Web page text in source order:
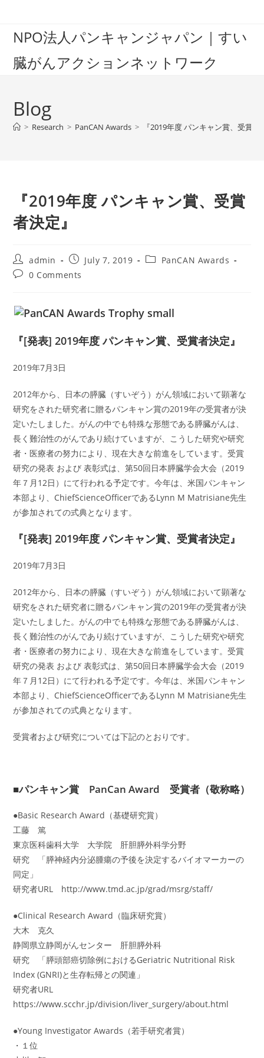
contentNPO法人パンキャンジャパン｜すい
臓がんアクションネットワーク
Blog
> Research > PanCAN Awards > 『2019年度 パンキャン賞、受賞者
『2019年度 パンキャン賞、受賞
者決定』
Post
author:
admin
Post
published:
July 7, 2019
PostPanCAN Awards
Post0 Comments
『[発表] 2019年度 パンキャン賞、受賞者決定』
2019年7月3日
2012年から、日本の膵臓（すいぞう）がん領域において顕著な
研究をされた研究者に贈るパンキャン賞の2019年の受賞者が決
定いたしました。がんの中でも特殊な形態である膵臓がんは、
長く難治性のがんであり続けていますが、こうした研究や研究
者・医療者の努力により、現在大きな前進をしています。受賞
研究の発表 および 表彰式は、第50回日本膵臓学会大会（2019
年７月12日）にて行われる予定です。今年は、米国パンキャン
本部より、ChiefScienceOfficerであるLynn M Matrisiane先生
が参加されての式典となります。
『[発表] 2019年度 パンキャン賞、受賞者決定』
2019年7月3日
2012年から、日本の膵臓（すいぞう）がん領域において顕著な
研究をされた研究者に贈るパンキャン賞の2019年の受賞者が決
定いたしました。がんの中でも特殊な形態である膵臓がんは、
長く難治性のがんであり続けていますが、こうした研究や研究
者・医療者の努力により、現在大きな前進をしています。受賞
研究の発表 および 表彰式は、第50回日本膵臓学会大会（2019
年７月12日）にて行われる予定です。今年は、米国パンキャン
本部より、ChiefScienceOfficerであるLynn M Matrisiane先生
が参加されての式典となります。
受賞者および研究については下記のとおりです。
■パンキャン賞 PanCan Award 受賞者（敬称略）
●Basic Research Award（基礎研究賞）
工藤 篤
東京医科歯科大学 大学院 肝胆膵外科学分野
研究 「膵神経内分泌腫瘍の予後を決定するバイオマーカーの
同定」
研究者URL http://www.tmd.ac.jp/grad/msrg/staff/
●Clinical Research Award（臨床研究賞）
大木 克久
静岡県立静岡がんセンター 肝胆膵外科
研究 「膵頭部癌切除例におけるGeriatric Nutritional Risk
Index (GNRI)と生存転帰との関連」
研究者URL
https://www.scchr.jp/division/liver_surgery/about.html
●Young Investigator Awards（若手研究者賞）
・１位